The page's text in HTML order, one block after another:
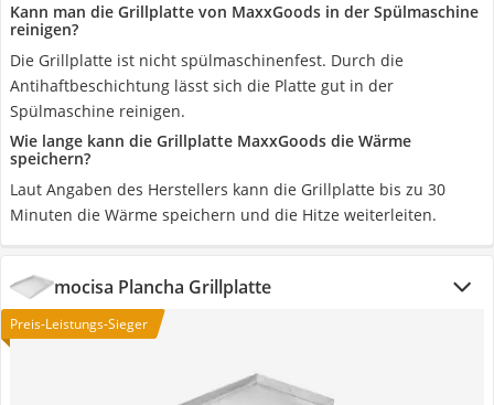
Kann man die Grillplatte von MaxxGoods in der Spülmaschine
reinigen?
Die Grillplatte ist nicht spülmaschinenfest. Durch die
Antihaftbeschichtung lässt sich die Platte gut in der
Spülmaschine reinigen.
Wie lange kann die Grillplatte MaxxGoods die Wärme
speichern?
Laut Angaben des Herstellers kann die Grillplatte bis zu 30
Minuten die Wärme speichern und die Hitze weiterleiten.
mocisa Plancha Grillplatte
Preis-Leistungs-Sieger